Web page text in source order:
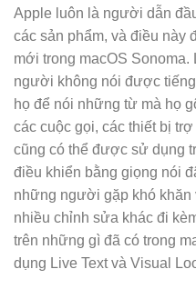
Apple luôn là người dẫn
các sản phẩm, và điều này
mới trong macOS Sonoma.
người không nói được
họ để nói những từ mà họ
các cuộc gọi, các thiết bị
cũng có thể được sử dụng
điều khiển bằng giọng nói
những người gặp khó khăn
nhiều chỉnh sửa khác đi
trên những gì đã có trong
dụng Live Text và Visual